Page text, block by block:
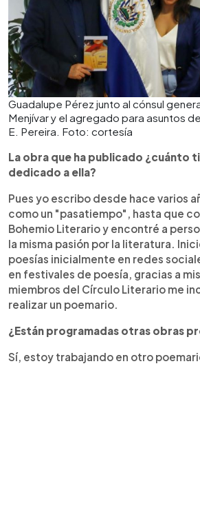
Guadalupe Pérez junto al cónsul
Menjívar y el agregado para asuntos
E. Pereira. Foto: cortesía
La obra que ha publicado ¿cuánto
dedicado a ella?
Pues yo escribo desde hace varios
como un "pasatiempo", hasta que
Bohemio Literario y encontré a
la misma pasión por la literatura.
poesías inicialmente en redes
en festivales de poesía, gracias a
miembros del Círculo Literario me
realizar un poemario.
¿Están programadas otras obras
Sí, estoy trabajando en otro